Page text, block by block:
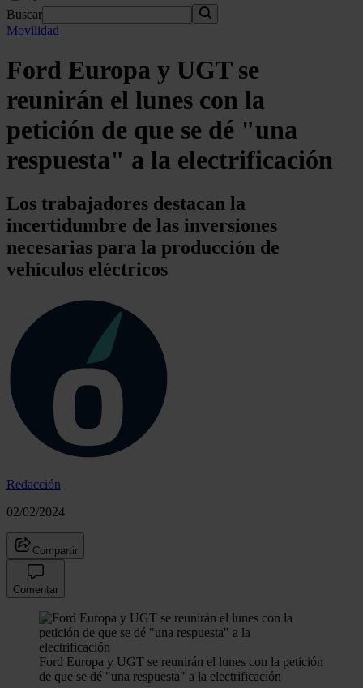
Buscar
Movilidad
Ford Europa y UGT se
reunirán el lunes con la
petición de que se dé "una
respuesta" a la electrificación
Los trabajadores destacan la
incertidumbre de las inversiones
necesarias para la producción de
vehículos eléctricos
Redacción
02/02/2024
Compartir
Comentar
Ford Europa y UGT se reunirán el lunes con la petición
de que se dé "una respuesta" a la electrificación